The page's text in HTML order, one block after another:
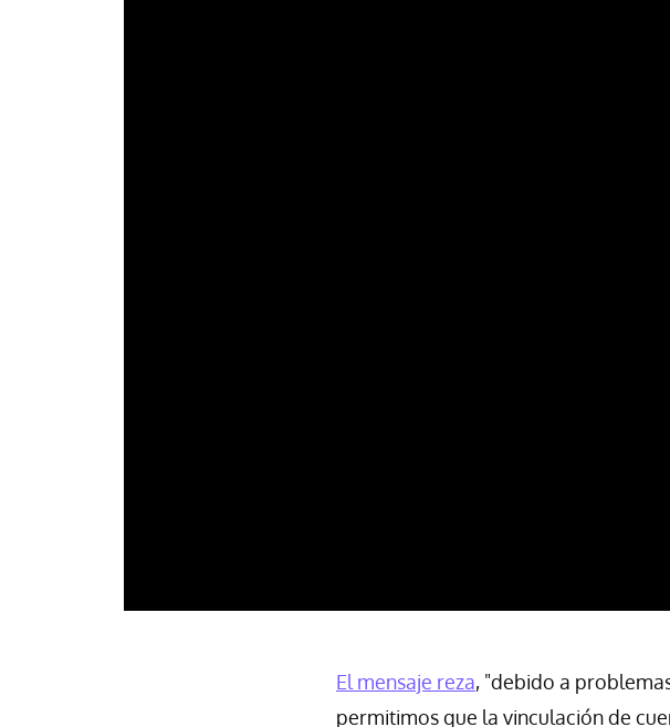
El mensaje reza, "debido a
permitimos que la vinculación de